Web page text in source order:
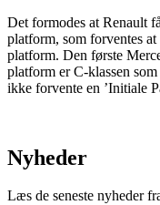
Det formodes at Renault
platform, som forventes
platform. Den første
platform er C-klassen
ikke forvente en ’Initiale
Nyheder
Læs de seneste nyheder